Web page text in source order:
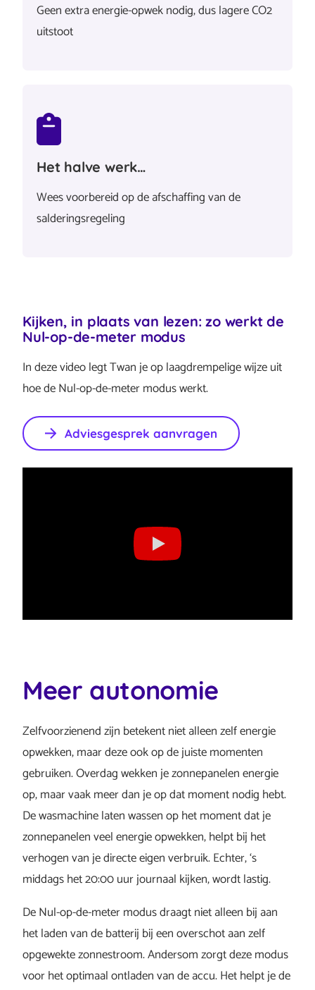
Geen extra energie-opwek nodig, dus lagere CO2
uitstoot
Het halve werk…
Wees voorbereid op de afschaffing van de
salderingsregeling
Kijken, in plaats van lezen: zo werkt de
Nul-op-de-meter modus
In deze video legt Twan je op laagdrempelige wijze uit
hoe de Nul-op-de-meter modus werkt.
Adviesgesprek aanvragen
Meer autonomie
Zelfvoorzienend zijn betekent niet alleen zelf energie
opwekken, maar deze ook op de juiste momenten
gebruiken. Overdag wekken je zonnepanelen energie
op, maar vaak meer dan je op dat moment nodig hebt.
De wasmachine laten wassen op het moment dat je
zonnepanelen veel energie opwekken, helpt bij het
verhogen van je directe eigen verbruik. Echter, ‘s
middags het 20:00 uur journaal kijken, wordt lastig.
De Nul-op-de-meter modus draagt niet alleen bij aan
het laden van de batterij bij een overschot aan zelf
opgewekte zonnestroom. Andersom zorgt deze modus
voor het optimaal ontladen van de accu. Het helpt je de